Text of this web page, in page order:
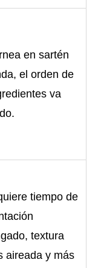
en sartén
el orden de
va
tiempo de
textura
aireada y más